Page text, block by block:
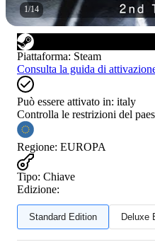
1/14
Piattaforma: Steam
Consulta la guida di
Può essere attivato in: italy
Controlla le restrizioni del
Regione: EUROPA
Tipo: Chiave
Edizione:
Standard Edition Deluxe